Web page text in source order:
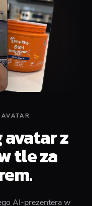
z
tle za
AI-prezentera w